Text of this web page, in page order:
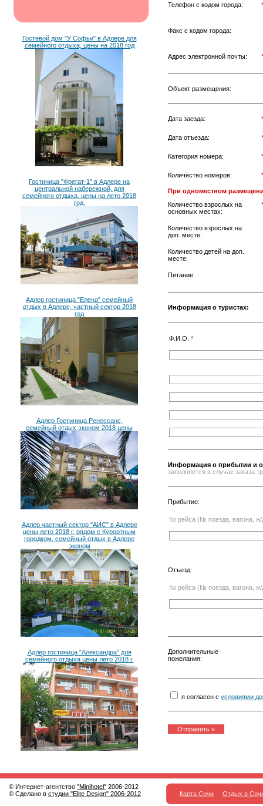
Гостевой дом "У Софьи" в Адлере для
семейного отдыха, цены на 2018 год
Гостиница "Фрегат-1" в Адлере на
центральной набережной, для
семейного отдыха, цены на лето 2018
год.
Адлер гостиница "Елена" семейный
отдых в Адлере, частный сектор 2018
год
Адлер Гостиница Ренессанс,
семейный отдых эконом 2018 цены
Адлер частный сектор "АИС" в Адлере
цены лето 2018 г, рядом с Курортным
городком, семейный отдых в Адлере
эконом
Адлер гостиница "Александра" для
семейного отдыха цены лето 2018 г.
Телефон с кодом города: *
Факс с кодом города:
Адрес электронной почты: *
Объект размещения:
Дата заезда: *
Дата отъезда: *
Категория номера: *
Количество номеров: *
При одноместном
Количество взрослых на
основных местах:
*
Количество взрослых на
доп. месте:
Количество детей на доп.
месте:
Питание:
Информация о туристах:
Ф.И.О. *
Информация о прибытии и
заполняется в случае заказа
Прибытие:
№ рейса (№ поезда, вагона, ж/
Отъезд:
№ рейса (№ поезда, вагона, ж/
Дополнительные
пожелания:
я согласен с условиями
© Интернет-агентство "Minihotel" 2006-2012
© Сделано в студии "Elite Design" 2006-2012 Карта Сочи Отдых в